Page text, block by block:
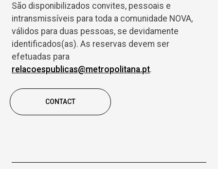
São disponibilizados convites, pessoais e
intransmissíveis para toda a comunidade NOVA,
válidos para duas pessoas, se devidamente
identificados(as). As reservas devem ser
efetuadas para
relacoespublicas@metropolitana.pt.
CONTACT